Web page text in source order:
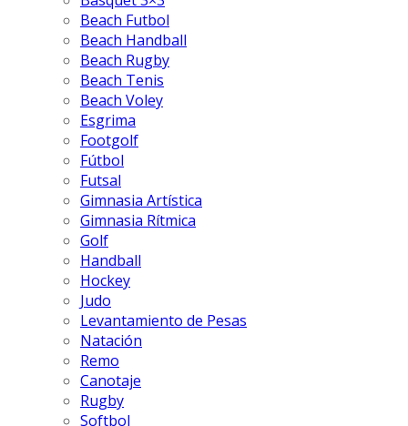
Beach Futbol
Beach Handball
Beach Rugby
Beach Tenis
Beach Voley
Esgrima
Footgolf
Fútbol
Futsal
Gimnasia Artística
Gimnasia Rítmica
Golf
Handball
Hockey
Judo
Levantamiento de Pesas
Natación
Remo
Canotaje
Rugby
Softbol